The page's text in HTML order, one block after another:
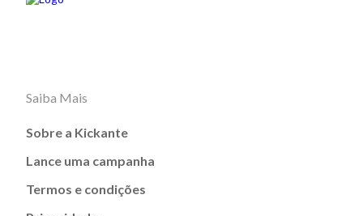
Saiba Mais
Sobre a Kickante
Lance uma campanha
Termos e condições